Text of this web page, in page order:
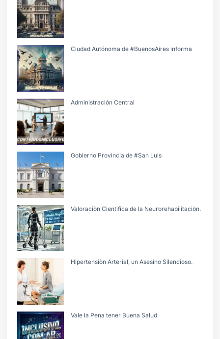
Ciudad Autónoma de #BuenosAires informa
Administración Central
Gobierno Provincia de #San Luis
Valoraciòn Cientifica de la Neurorehabilitaciòn.
Hipertensiòn Arterial, un Asesino Silencioso.
Vale la Pena tener Buena Salud